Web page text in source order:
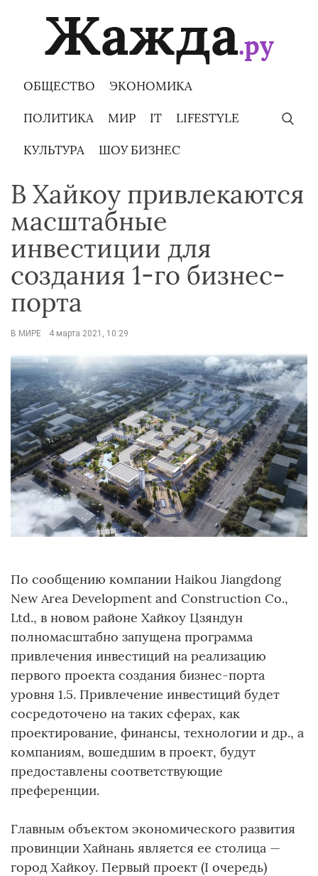
ОБЩЕСТВО ЭКОНОМИКА
ПОЛИТИКА МИР IT LIFESTYLE
КУЛЬТУРА ШОУ БИЗНЕС
В Хайкоу привлекаются
масштабные
инвестиции для
создания 1-го бизнес-
порта
В МИРЕ 4 марта 2021, 10:29
По сообщению компании Haikou Jiangdong
New Area Development and Construction Co.,
Ltd., в новом районе Хайкоу Цзяндун
полномасштабно запущена программа
привлечения инвестиций на реализацию
первого проекта создания бизнес-порта
уровня 1.5. Привлечение инвестиций будет
сосредоточено на таких сферах, как
проектирование, финансы, технологии и др., а
компаниям, вошедшим в проект, будут
предоставлены соответствующие
преференции.
Главным объектом экономического развития
провинции Хайнань является ее столица —
город Хайкоу. Первый проект (I очередь)